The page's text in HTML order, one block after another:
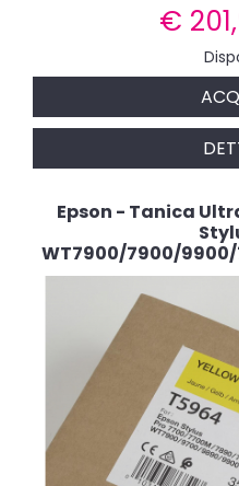
€
Epson - Tanica
WT7900/7900/